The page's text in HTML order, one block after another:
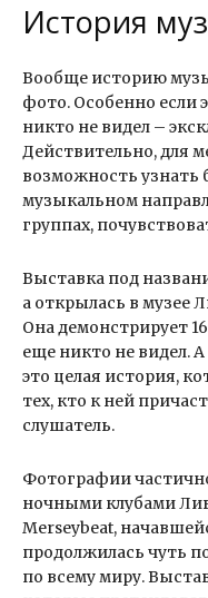
История
Вообще историю
фото. Особенно если
никто не видел –
Действительно, для
возможность
музыкальном
группах,
Выставка под
а открылась в музее
Она демонстрирует
еще никто не видел.
это целая история,
тех, кто к ней
слушатель.
Фотографии
ночными клубами
Merseybeat,
продолжилась чуть
по всему миру.